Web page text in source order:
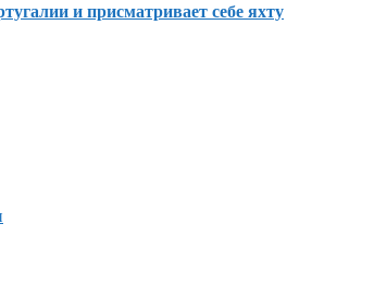
и присматривает себе яхту